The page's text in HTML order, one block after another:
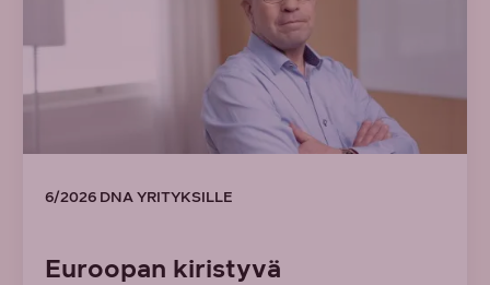
6/2026 DNA YRITYKSILLE
Euroopan kiristyvä